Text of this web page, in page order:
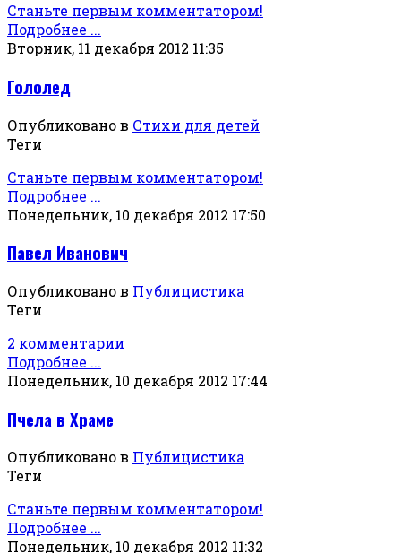
Станьте первым комментатором!
Подробнее ...
Вторник, 11 декабря 2012 11:35
Гололед
Опубликовано в Стихи для детей
Теги
Станьте первым комментатором!
Подробнее ...
Понедельник, 10 декабря 2012 17:50
Павел Иванович
Опубликовано в Публицистика
Теги
2 комментарии
Подробнее ...
Понедельник, 10 декабря 2012 17:44
Пчела в Храме
Опубликовано в Публицистика
Теги
Станьте первым комментатором!
Подробнее ...
Понедельник, 10 декабря 2012 11:32